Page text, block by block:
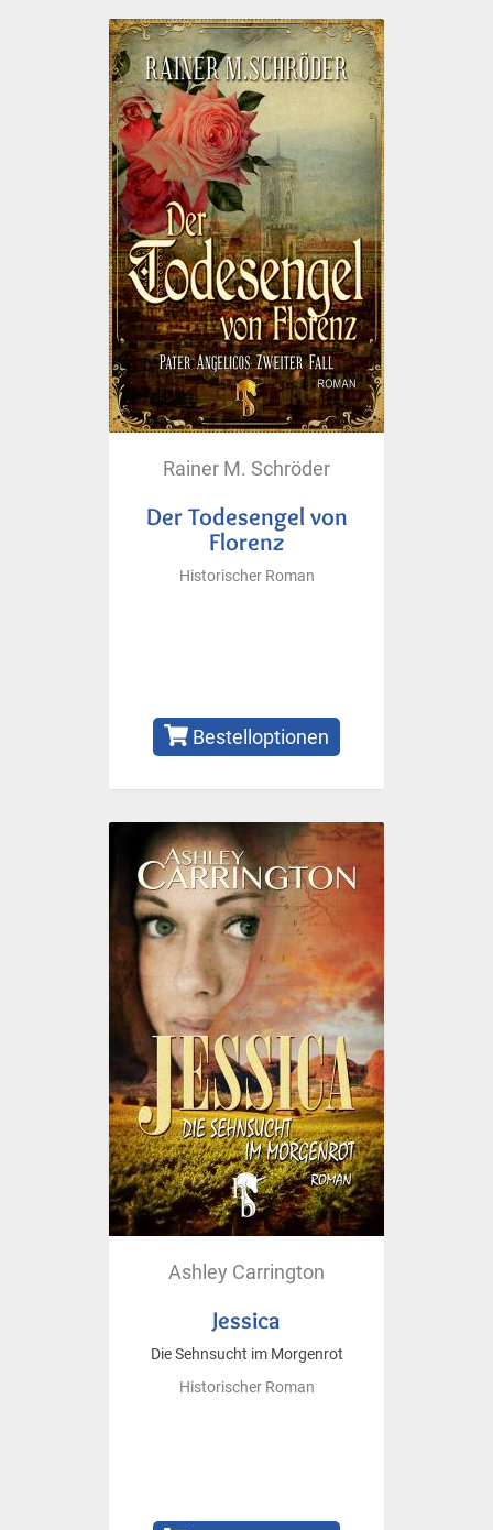
Rainer M. Schröder
Der Todesengel von
Florenz
Historischer Roman
Bestelloptionen
Ashley Carrington
Jessica
Die Sehnsucht im Morgenrot
Historischer Roman